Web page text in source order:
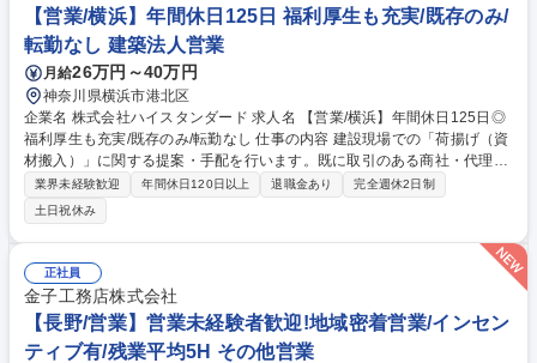
を伴う出張は少ないです。 【安心のサポート体制】先輩のサポートの元、
3年ほど経験を積んでいただいたら小規模の現場から管理をお任せしてい
きます。 募集職種 未経験歓迎！【松本市/防水工事のルート営業】賞与3
回/平均勤続年数20年以上◎
【営業/横浜】年間休日125日 福利厚生も充実/既存のみ/
転勤なし 建築法人営業
月給26万円～40万円
神奈川県横浜市港北区
企業名 株式会社ハイスタンダード 求人名 【営業/横浜】年間休日125日◎
福利厚生も充実/既存のみ/転勤なし 仕事の内容 建設現場での「荷揚げ（資
材搬入）」に関する提案・手配を行います。既に取引のある商社・代理
店・ビルダー・施工業者様に対するルート営業が中心で、ニーズのヒアリ
ングから作業スタッフの手配までを担当します。 ・現場担当者へ「いつ・
どこで・何名必要か」を確認 ・作業スタッフの配置やシフトを調整 ・ス
タッフやお客様との連絡・フォロー ・安全や労務に関する書類をチェッ
ク・登録 ★飛び込み営業や厳しいノルマはありません。顧客との信頼関係
を深め、「次もハイスタンダードさんに頼むよ」と言っていただけるよう
な、丁寧で誠実な対応が求められるポジションです。 募集職種 【営業/横
浜】年間休日125日◎福利厚生も充実/既存のみ/転勤なし
業界未経験歓迎 年間休日120日以上 退職金あり
完全週休2日制
土日祝休み
正社員
金子工務店株式会社
【長野/営業】営業未経験者歓迎!地域密着営業/インセン
ティブ有/残業平均5H その他営業